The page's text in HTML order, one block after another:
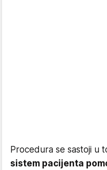
Procedura se sastoji u
sistem pacijenta